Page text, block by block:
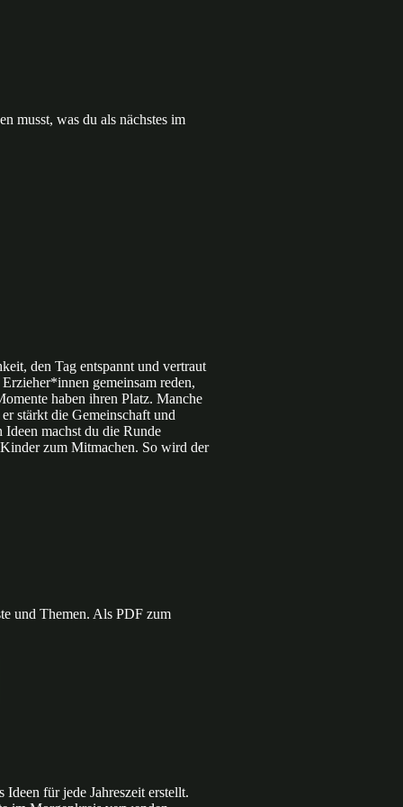
musst, was du als nächstes im
den Tag entspannt und vertraut
gemeinsam reden,
haben ihren Platz. Manche
stärkt die Gemeinschaft und
machst du die Runde
zum Mitmachen. So wird der
und Themen. Als PDF zum
für jede Jahreszeit erstellt.